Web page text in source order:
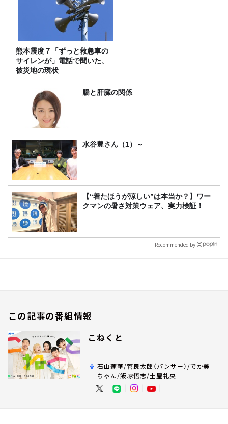
熊本震度７「ずっと救急車の
サイレンが」電話で聞いた、
被災地の現状
腸と肝臓の関係
水谷豊さん（1）～
【“着たほうが涼しい”は本当か？】ワー
クマンの暑さ対策ウェア、実力検証！
Recommended by
この記事の番組情報
こねくと
石山蓮華/菅良太郎（パンサー）/でか美
ちゃん/飯塚悟志/土屋礼央